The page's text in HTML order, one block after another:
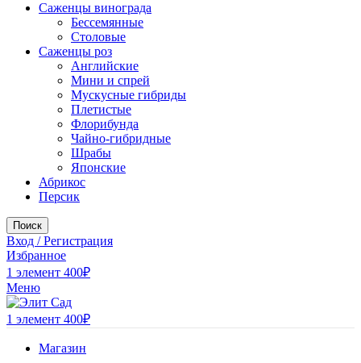
Саженцы винограда
Бессемянные
Столовые
Саженцы роз
Английские
Мини и спрей
Мускусные гибриды
Плетистые
Флорибунда
Чайно-гибридные
Шрабы
Японские
Абрикос
Персик
Поиск
Вход / Регистрация
Избранное
1 элемент 400₽
Меню
1 элемент 400₽
Магазин